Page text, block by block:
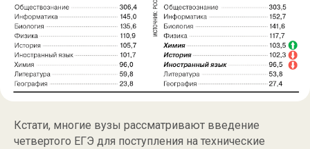
Кстати, многие вузы рассматривают введение
четвертого ЕГЭ для поступления на технические